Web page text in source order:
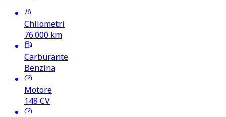
Chilometri
76.000 km
Carburante
Benzina
Motore
148 CV